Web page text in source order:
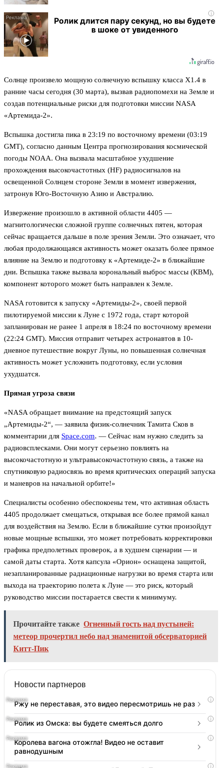
i
Ролик длится пару секунд, но вы будете
в шоке от увиденного
Солнце произвело мощную солнечную вспышку класса X1.4 в
ранние часы сегодня (30 марта), вызвав радиопомехи на Земле и
создав потенциальные риски для подготовки миссии NASA
«Артемида-2».
Вспышка достигла пика в 23:19 по восточному времени (03:19
GMT), согласно данным Центра прогнозирования космической
погоды NOAA. Она вызвала масштабное ухудшение
прохождения высокочастотных (HF) радиосигналов на
освещенной Солнцем стороне Земли в момент извержения,
затронув Юго-Восточную Азию и Австралию.
Извержение произошло в активной области 4405 —
магнитологически сложной группе солнечных пятен, которая
сейчас вращается дальше в поле зрения Земли. Это означает, что
любая продолжающаяся активность может оказать более прямое
влияние на Землю и подготовку к «Артемиде-2» в ближайшие
дни. Вспышка также вызвала корональный выброс массы (КВМ),
компонент которого может быть направлен к Земле.
NASA готовится к запуску «Артемиды-2», своей первой
пилотируемой миссии к Луне с 1972 года, старт которой
запланирован не ранее 1 апреля в 18:24 по восточному времени
(22:24 GMT). Миссия отправит четырех астронавтов в 10-
дневное путешествие вокруг Луны, но повышенная солнечная
активность может усложнить подготовку, если условия
ухудшатся.
Прямая угроза связи
«NASA обращает внимание на предстоящий запуск
„Артемиды-2“, — заявила физик-солнечник Тамита Сков в
комментарии для Space.com. — Сейчас нам нужно следить за
радиовсплесками. Они могут серьезно повлиять на
высокочастотную и ультравысокочастотную связь, а также на
спутниковую радиосвязь во время критических операций запуска
и маневров на начальной орбите!»
Специалисты особенно обеспокоены тем, что активная область
4405 продолжает смещаться, открывая все более прямой канал
для воздействия на Землю. Если в ближайшие сутки произойдут
новые мощные вспышки, это может потребовать корректировки
графика предполетных проверок, а в худшем сценарии — и
самой даты старта. Хотя капсула «Орион» оснащена защитой,
незапланированные радиационные нагрузки во время старта или
выхода на траекторию полета к Луне — это риск, который
руководство миссии постарается свести к минимуму.
Прочитайте также Огненный гость над пустыней:
метеор прочертил небо над знаменитой обсерваторией
Китт-Пик
Новости партнеров
i
Ржу не переставая, это видео пересмотришь не раз
i
Ролик из Омска: вы будете смеяться долго
i
Королева вагона отожгла! Видео не оставит
равнодушным
i